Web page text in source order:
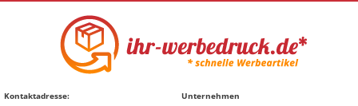
Kontaktadresse:
Unternehmen